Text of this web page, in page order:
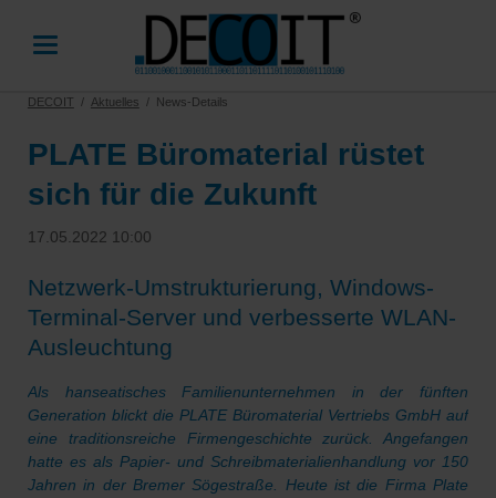
DECOIT Aktuelles News-Details
PLATE Büromaterial rüstet
sich für die Zukunft
17.05.2022 10:00
Netzwerk-Umstrukturierung, Windows-
Terminal-Server und verbesserte WLAN-
Ausleuchtung
Als hanseatisches Familienunternehmen in der fünften
Generation blickt die PLATE Büromaterial Vertriebs GmbH auf
eine traditionsreiche Firmengeschichte zurück. Angefangen
hatte es als Papier- und Schreibmaterialienhandlung vor 150
Jahren in der Bremer Sögestraße. Heute ist die Firma Plate